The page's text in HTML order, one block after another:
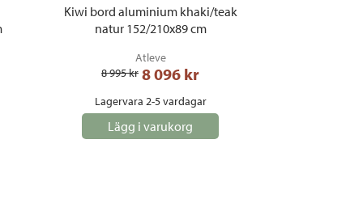
Kiwi bord aluminium khaki/teak
natur 152/210x89 cm
Atleve
8 995 kr 8 096 kr
Lagervara 2-5 vardagar
Lägg i varukorg